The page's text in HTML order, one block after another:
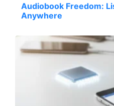
Audiobook Freedom:
Anywhere